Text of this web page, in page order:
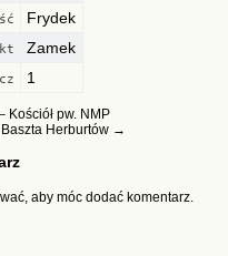
Frydek
Zamek
1
Kościół pw. NMP
Herburtów →
, aby móc dodać komentarz.